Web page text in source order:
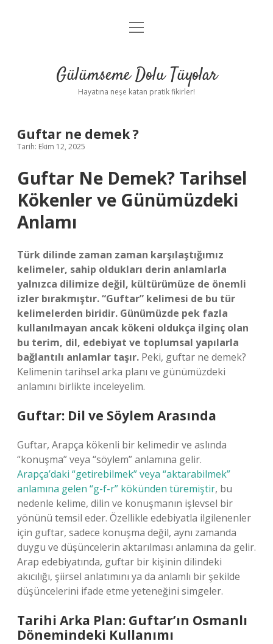
Anasayfa
Yasal Uyarı
menüyü
Gülümseme Dolu Tüyolar
Hayatına neşe katan pratik fikirler!
Guftar ne demek ?
Tarih: Ekim 12, 2025
Guftar Ne Demek? Tarihsel
Kökenler ve Günümüzdeki
Anlamı
Türk dilinde zaman zaman karşılaştığımız
kelimeler, sahip oldukları derin anlamlarla
yalnızca dilimize değil, kültürümüze de önemli
izler bırakmıştır. “Guftar” kelimesi de bu tür
kelimelerden biridir. Günümüzde pek fazla
kullanılmayan ancak kökeni oldukça ilginç olan
bu terim, dil, edebiyat ve toplumsal yapılarla
bağlantılı anlamlar taşır. Peki, guftar ne demek?
Kelimenin tarihsel arka planı ve günümüzdeki
anlamını birlikte inceleyelim.
Guftar: Dil ve Söylem Arasında
Guftar, Arapça kökenli bir kelimedir ve aslında
“konuşma” veya “söylem” anlamına gelir.
Arapça’daki “getirebilmek” veya “aktarabilmek”
anlamına gelen “g-f-r” kökünden türemiştir, bu
nedenle kelime, dilin ve konuşmanın işlevsel bir
yönünü temsil eder. Özellikle edebiyatla ilgilenenler
için guftar, sadece konuşma değil, aynı zamanda
duygu ve düşüncelerin aktarılması anlamına da gelir.
Arap edebiyatında, guftar bir kişinin dilindeki
akıcılığı, şiirsel anlatımını ya da anlamlı bir şekilde
düşüncelerini ifade etme yeteneğini simgeler.
Tarihi Arka Plan: Guftar’ın Osmanlı
Dönemindeki Kullanımı